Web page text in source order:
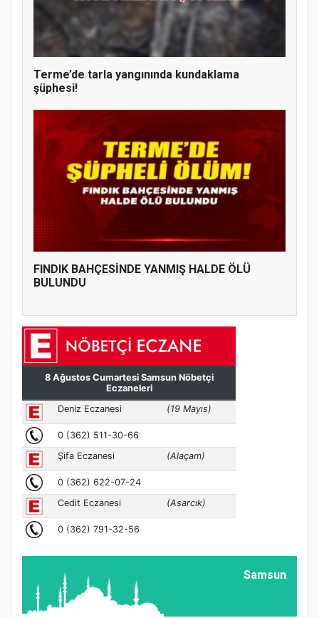
Terme’de tarla yangınında kundaklama
şüphesi!
FINDIK BAHÇESİNDE YANMIŞ HALDE ÖLÜ
BULUNDU
Samsun